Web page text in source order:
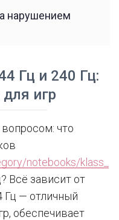
нарушением
Гц и 240 Гц:
игр
что
notebooks/klass_
Всё зависит от
Гц — отличный
обеспечивает